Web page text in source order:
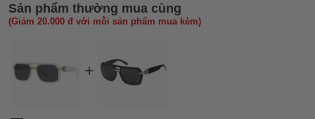
Sản phẩm thường mua cùng
(Giảm 20.000 đ với mỗi sản phẩm mua kèm)